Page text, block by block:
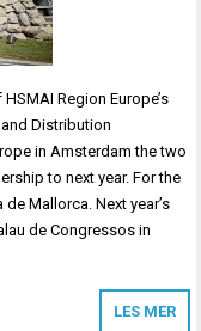
Region Europe’s
and Distribution
in Amsterdam the two
to next year. For the
Mallorca. Next year’s
de Congressos in
LES MER